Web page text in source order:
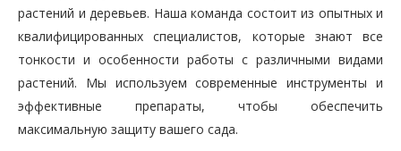
растений и деревьев. Наша команда состоит из опытных и
квалифицированных специалистов, которые знают все
тонкости и особенности работы с различными видами
растений. Мы используем современные инструменты и
эффективные препараты, чтобы обеспечить
максимальную защиту вашего сада.